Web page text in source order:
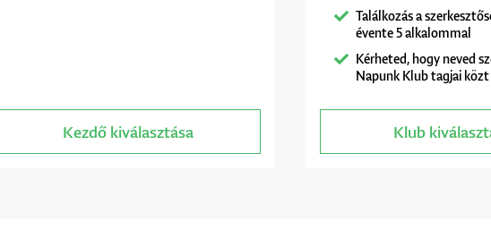
Kezdő kiválasztása
Találkozás a
évente 5 alkalommal
Kérheted, hogy neved
Napunk Klub tagjai közt
Klub